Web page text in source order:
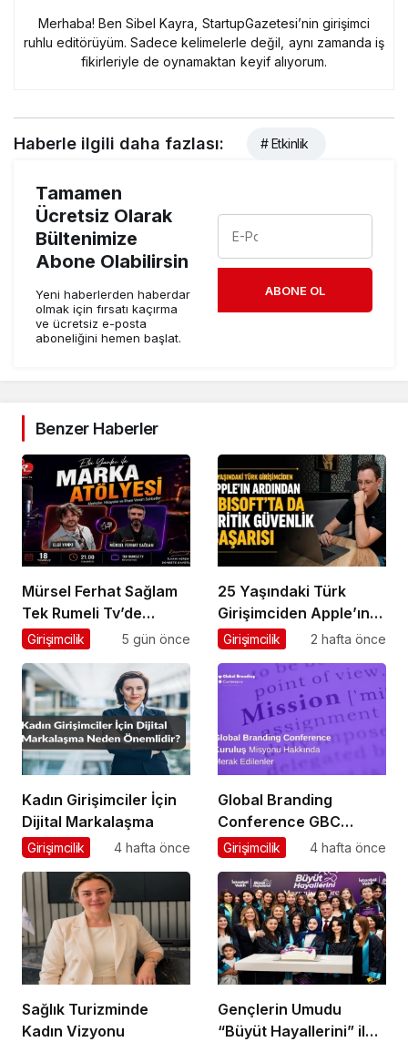
Merhaba! Ben Sibel Kayra, StartupGazetesi’nin girişimci
ruhlu editörüyüm. Sadece kelimelerle değil, aynı zamanda iş
fikirleriyle de oynamaktan keyif alıyorum.
Haberle ilgili daha fazlası: # Etkinlik
Tamamen
Ücretsiz Olarak
Bültenimize
Abone Olabilirsin
Yeni haberlerden haberdar
olmak için fırsatı kaçırma
ve ücretsiz e-posta
aboneliğini hemen başlat.
ABONE OL
Benzer Haberler
Mürsel Ferhat Sağlam
Tek Rumeli Tv’de
Marka Atölyesi
Oldu
Girişimcilik 5 gün önce
25 Yaşındaki Türk
Girişimciden Apple’ın
Ardından Ubisoft
Girişimcilik 2 hafta önce
Kadın Girişimciler İçin
Dijital Markalaşma
Girişimcilik 4 hafta önce
Global Branding
Conference GBC
Misyonu Hakkında
Girişimcilik 4 hafta önce
Sağlık Turizminde
Kadın Vizyonu
Gençlerin Umudu
“Büyüt Hayallerini” ile